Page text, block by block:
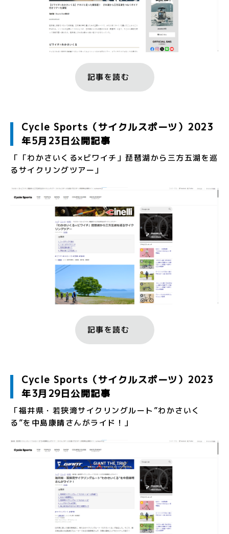
記事を読む
Cycle Sports（サイクルスポーツ）2023
年5月23日公開記事
「「わかさいくる×ビワイチ」琵琶湖から三方五湖を巡
るサイクリングツアー」
記事を読む
Cycle Sports（サイクルスポーツ）2023
年3月29日公開記事
「福井県・若狭湾サイクリングルート”わかさいく
る”を中島康晴さんがライド！」